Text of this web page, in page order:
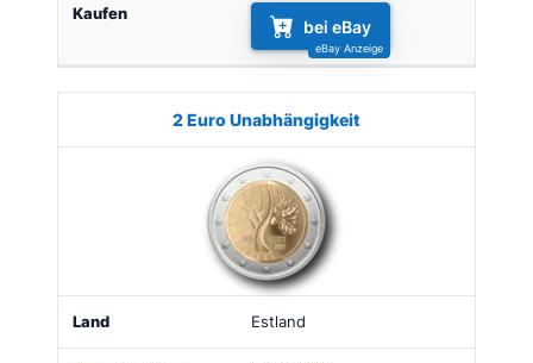
bei eBay
2 Euro Unabhängigkeit
Estland